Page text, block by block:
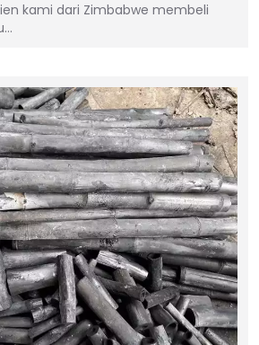
kami dari Zimbabwe membeli